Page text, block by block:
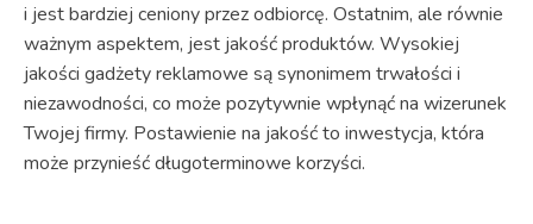
i jest bardziej ceniony przez odbiorcę. Ostatnim, ale równie
ważnym aspektem, jest jakość produktów. Wysokiej
jakości gadżety reklamowe są synonimem trwałości i
niezawodności, co może pozytywnie wpłynąć na wizerunek
Twojej firmy. Postawienie na jakość to inwestycja, która
może przynieść długoterminowe korzyści.